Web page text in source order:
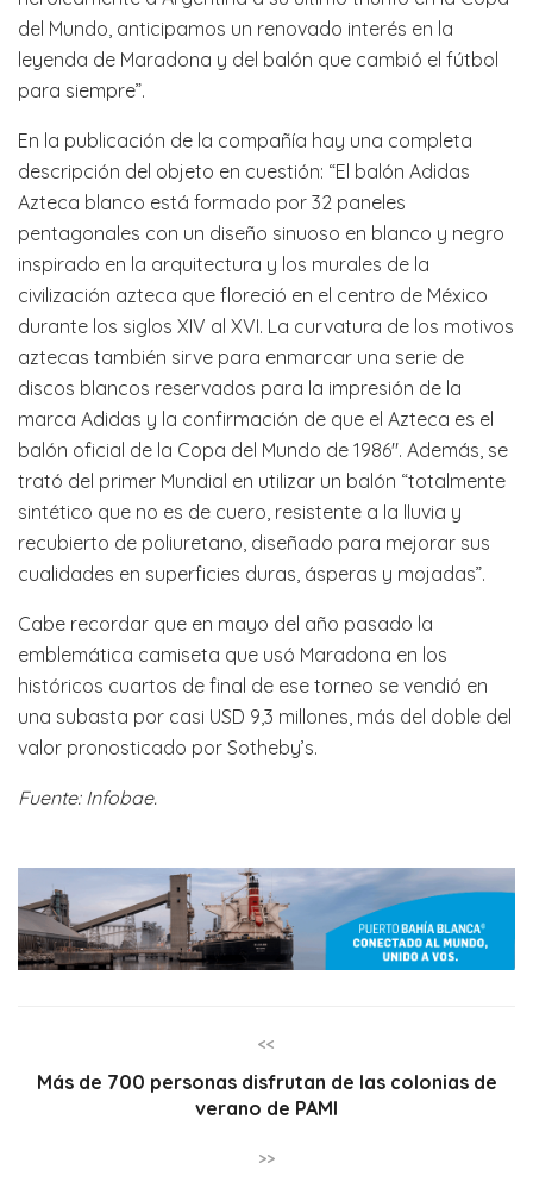
del Mundo, anticipamos un renovado interés en la
leyenda de Maradona y del balón que cambió el fútbol
para siempre”.
En la publicación de la compañía hay una completa
descripción del objeto en cuestión: “El balón Adidas
Azteca blanco está formado por 32 paneles
pentagonales con un diseño sinuoso en blanco y negro
inspirado en la arquitectura y los murales de la
civilización azteca que floreció en el centro de México
durante los siglos XIV al XVI. La curvatura de los motivos
aztecas también sirve para enmarcar una serie de
discos blancos reservados para la impresión de la
marca Adidas y la confirmación de que el Azteca es el
balón oficial de la Copa del Mundo de 1986″. Además, se
trató del primer Mundial en utilizar un balón “totalmente
sintético que no es de cuero, resistente a la lluvia y
recubierto de poliuretano, diseñado para mejorar sus
cualidades en superficies duras, ásperas y mojadas”.
Cabe recordar que en mayo del año pasado la
emblemática camiseta que usó Maradona en los
históricos cuartos de final de ese torneo se vendió en
una subasta por casi USD 9,3 millones, más del doble del
valor pronosticado por Sotheby’s.
Fuente: Infobae.
<<
Más de 700 personas disfrutan de las colonias de
verano de PAMI
>>